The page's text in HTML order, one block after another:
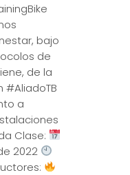
bajo
de
de la
#AliadoTB
a
Clase:
2022